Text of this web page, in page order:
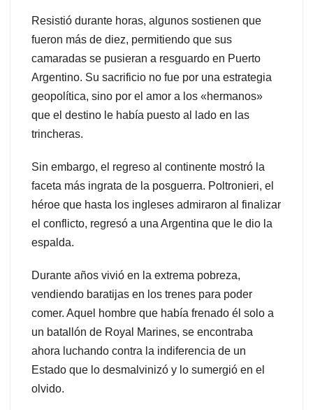
Resistió durante horas, algunos sostienen que
fueron más de diez, permitiendo que sus
camaradas se pusieran a resguardo en Puerto
Argentino. Su sacrificio no fue por una estrategia
geopolítica, sino por el amor a los «hermanos»
que el destino le había puesto al lado en las
trincheras.
Sin embargo, el regreso al continente mostró la
faceta más ingrata de la posguerra. Poltronieri, el
héroe que hasta los ingleses admiraron al finalizar
el conflicto, regresó a una Argentina que le dio la
espalda.
Durante años vivió en la extrema pobreza,
vendiendo baratijas en los trenes para poder
comer. Aquel hombre que había frenado él solo a
un batallón de Royal Marines, se encontraba
ahora luchando contra la indiferencia de un
Estado que lo desmalvinizó y lo sumergió en el
olvido.